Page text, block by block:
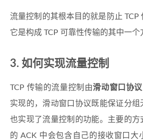
流量控制的其根本目的就是防止 TCP
它是构成 TCP 可靠性传输的其中一个
3. 如何实现流量控制
TCP 传输的流量控制由滑动窗口协议
实现的，滑动窗口协议既能保证分组
也实现了流量控制的功能。主要的方
的 ACK 中会包含自己的接收窗口大